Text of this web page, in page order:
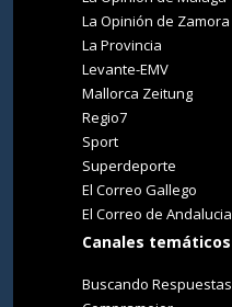
La Opinión de Zamora
La Provincia
Levante-EMV
Mallorca Zeitung
Regio7
Sport
Superdeporte
El Correo Gallego
El Correo de Andalucia
Canales temáticos
Buscando Respuestas